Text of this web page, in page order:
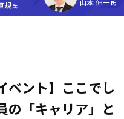
ベント】ここでし
の「キャリア」と